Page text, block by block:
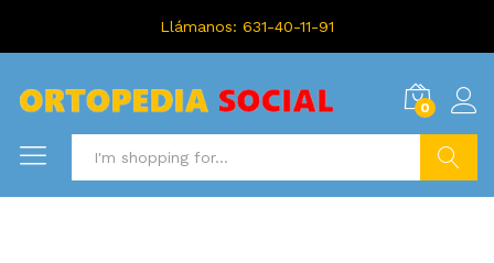
Llámanos: 631-40-11-91
0